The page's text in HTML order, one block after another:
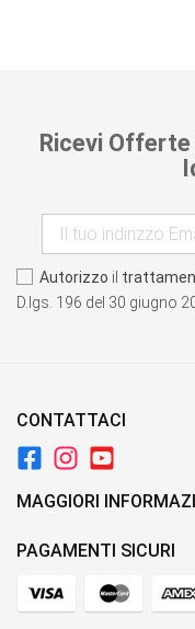
Ricevi Offerte
Autorizzo il
D.lgs. 196 del 30 giugno
CONTATTACI
MAGGIORI
PAGAMENTI SICURI